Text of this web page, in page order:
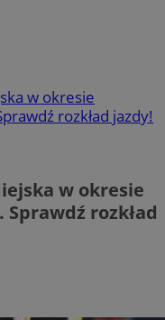
w okresie
rozkład jazdy!
w okresie
rozkład